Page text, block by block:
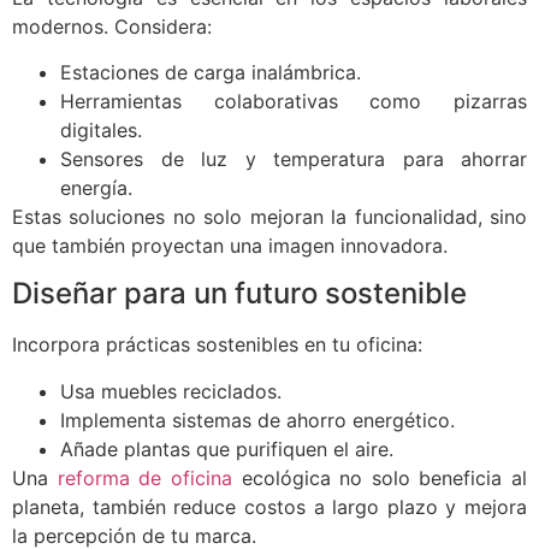
modernos. Considera:
Estaciones de carga inalámbrica.
Herramientas colaborativas como pizarras
digitales.
Sensores de luz y temperatura para ahorrar
energía.
Estas soluciones no solo mejoran la funcionalidad, sino
que también proyectan una imagen innovadora.
Diseñar para un futuro sostenible
Incorpora prácticas sostenibles en tu oficina:
Usa muebles reciclados.
Implementa sistemas de ahorro energético.
Añade plantas que purifiquen el aire.
Una reforma de oficina ecológica no solo beneficia al
planeta, también reduce costos a largo plazo y mejora
la percepción de tu marca.